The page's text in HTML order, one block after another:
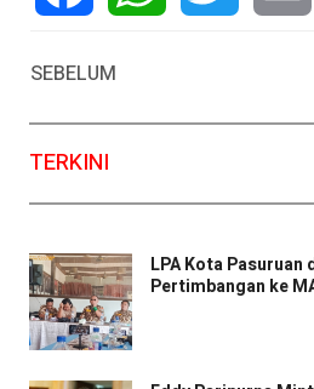
SEBELUM
TERKINI
LPA Kota Pasuruan
Pertimbangan ke